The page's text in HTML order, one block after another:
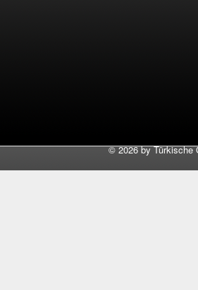
©2026 by Türkische